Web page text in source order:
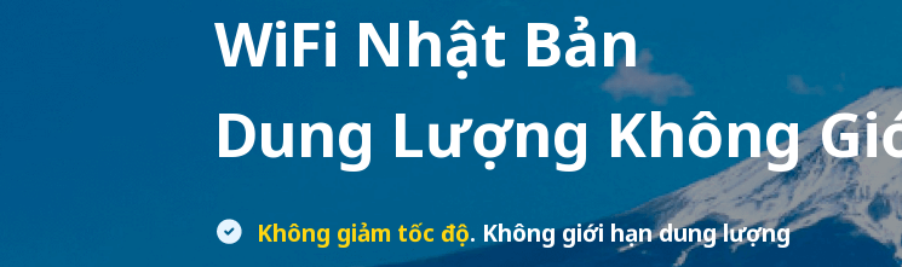
WiFi Nhật Bản
Dung Lượng Không
Không giảm tốc độ. Không giới hạn dung lượng